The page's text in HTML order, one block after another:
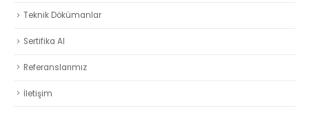
Teknik Dökümanlar
Sertifika Al
Referanslarımız
İletişim